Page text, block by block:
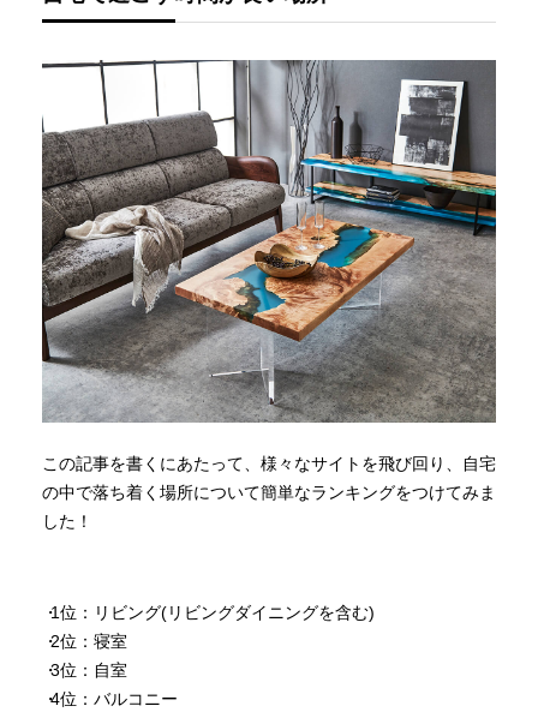
この記事を書くにあたって、様々なサイトを飛び回り、自宅
の中で落ち着く場所について簡単なランキングをつけてみま
した！
1位：リビング(リビングダイニングを含む)
2位：寝室
3位：自室
4位：バルコニー